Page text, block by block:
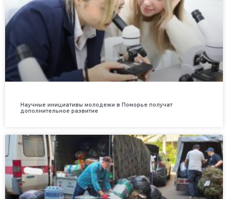
Научные инициативы молодежи в Поморье получат
дополнительное развитие